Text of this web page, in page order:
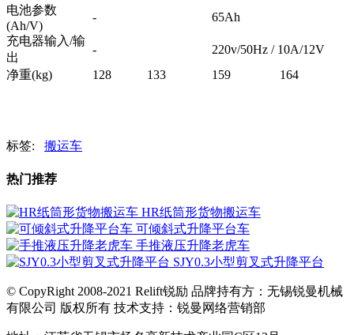
电池参数
(Ah/V)
-
65Ah
充电器输入/输
出
-
220v/50Hz / 10A/12V
净重(kg)
128 133 159 164
标签: 搬运车
热门推荐
HR纸筒形货物搬运车
可倾斜式升降平台车
手推液压升降老虎车
SJY0.3小型剪叉式升降平台
© CopyRight 2008-2021 Relift锐励 品牌持有方：无锡锐曼机械
有限公司 版权所有 技术支持：锐曼网络营销部